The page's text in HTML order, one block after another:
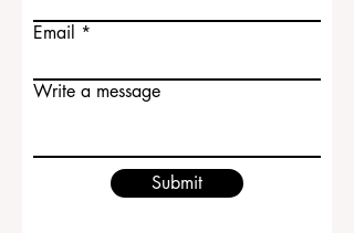
Last name
Email